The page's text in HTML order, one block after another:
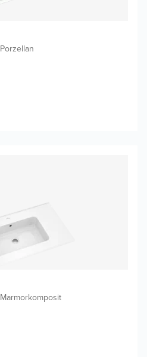
Porzellan
Marmorkomposit